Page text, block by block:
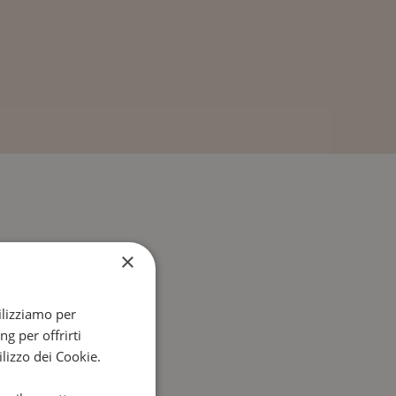
a pioggia
infusi
×
per
per offrirti
dei Cookie.